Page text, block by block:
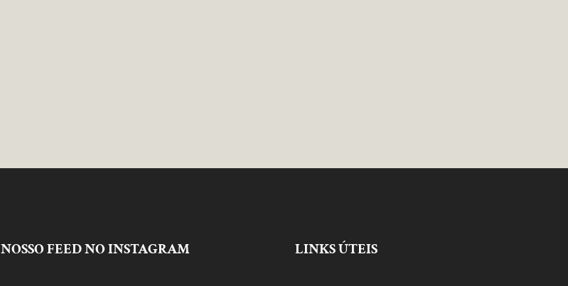
NOSSO FEED NO INSTAGRAM LINKS ÚTEIS